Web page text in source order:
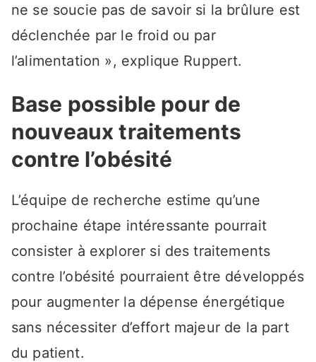
ne se soucie pas de savoir si la brûlure est
déclenchée par le froid ou par
l’alimentation », explique Ruppert.
Base possible pour de
nouveaux traitements
contre l’obésité
L’équipe de recherche estime qu’une
prochaine étape intéressante pourrait
consister à explorer si des traitements
contre l’obésité pourraient être développés
pour augmenter la dépense énergétique
sans nécessiter d’effort majeur de la part
du patient.